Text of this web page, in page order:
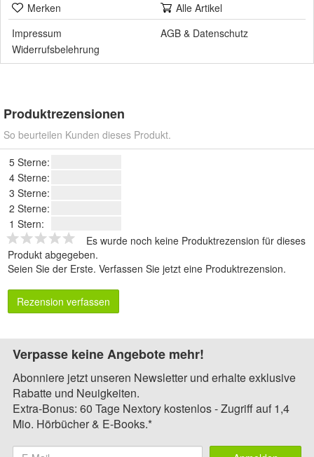
Merken
Alle Artikel
Impressum
AGB & Datenschutz
Widerrufsbelehrung
Produktrezensionen
So beurteilen Kunden dieses Produkt.
5 Sterne:
4 Sterne:
3 Sterne:
2 Sterne:
1 Stern:
Es wurde noch keine Produktrezension für dieses
Produkt abgegeben.
Seien Sie der Erste. Verfassen Sie jetzt eine Produktrezension.
Rezension verfassen
Verpasse keine Angebote mehr!
Abonniere jetzt unseren Newsletter und erhalte exklusive
Rabatte und Neuigkeiten.
Extra-Bonus: 60 Tage Nextory kostenlos - Zugriff auf 1,4
Mio. Hörbücher & E-Books.*